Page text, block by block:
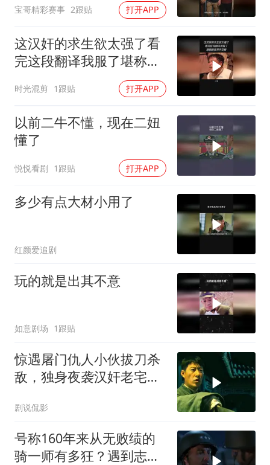
宝哥精彩赛事 2跟贴 打开APP
这汉奸的求生欲太强了看
完这段翻译我服了堪称翻
时光混剪 1跟贴 打开APP
以前二牛不懂，现在二妞
懂了
悦悦看剧 1跟贴 打开APP
多少有点大材小用了
红颜爱追剧
玩的就是出其不意
如意剧场 1跟贴
惊遇屠门仇人小伙拔刀杀
敌，独身夜袭汉奸老宅了
剧说侃影
号称160年来从无败绩的
骑一师有多狂？遇到志愿